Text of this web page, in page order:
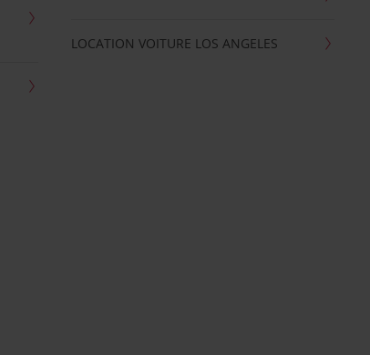
LOCATION VOITURE LOS ANGELES